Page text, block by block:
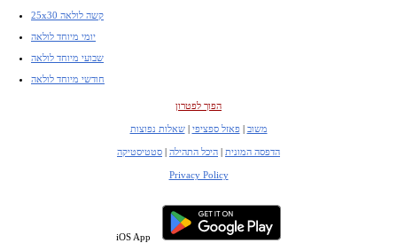
25x30 קשה לולאה
יומי מיוחד לולאה
שבועי מיוחד לולאה
חודשי מיוחד לולאה
הפוך לפטרון
משוב |פאזל ספציפי |שאלות נפוצות
הדפסה המונית | היכל התהילה | סטטיסטיקה
Privacy Policy
iOS App